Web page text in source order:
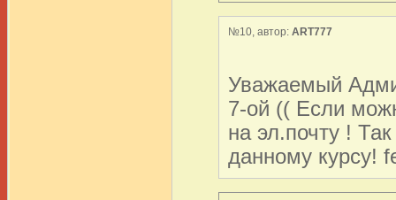
№10, автор: ART777
Уважаемый
7-ой (( Если
на эл.почту !
данному курсу!